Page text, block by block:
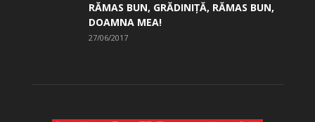
RĂMAS BUN, GRĂDINIŢĂ, ­RĂMAS BUN,
DOAMNA MEA!
27/06/2017